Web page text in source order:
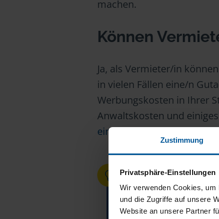
Zustimmung
Privatsphäre-Einstellungen
Wir verwenden Cookies,
und die Zugriffe auf unsere
Website an unsere Partner
machen.
Können
Ja, als Vermieter/in
in vielen Fällen eine/n
Werbungskosten in Ihrer
Anwaltskosten und
ein Vermieter von der
ÜBRIGENS:
Bei einer
Sie verschiedene